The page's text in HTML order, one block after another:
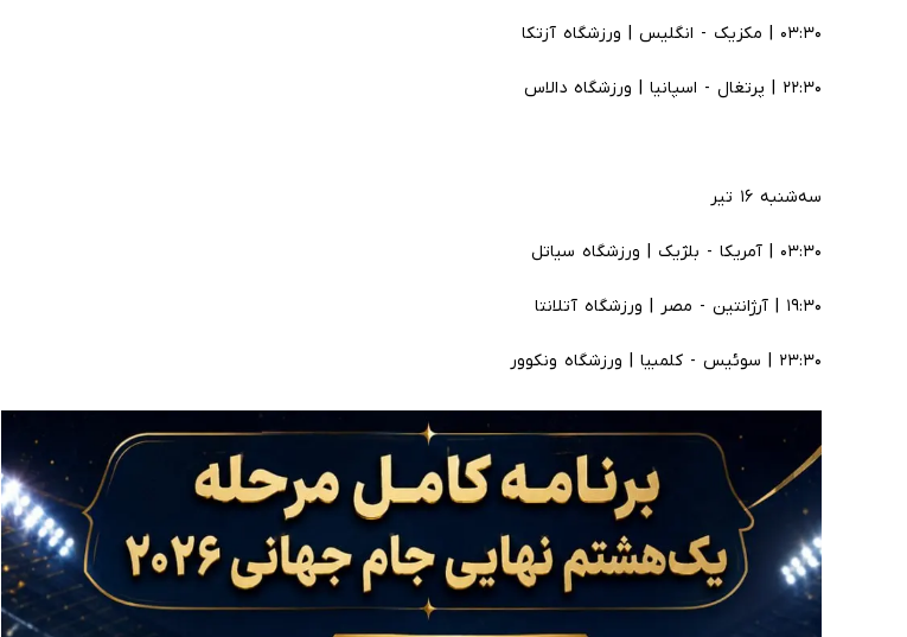
۰۳:۳۰ | مکزیک - انگلیس | ورزشگاه آزتکا
۲۲:۳۰ | پرتغال - اسپانیا | ورزشگاه دالاس
سه‌شنبه ۱۶ تیر
۰۳:۳۰ | آمریکا - بلژیک | ورزشگاه سیاتل
۱۹:۳۰ | آرژانتین - مصر | ورزشگاه آتلانتا
۲۳:۳۰ | سوئیس - کلمبیا | ورزشگاه ونکوور